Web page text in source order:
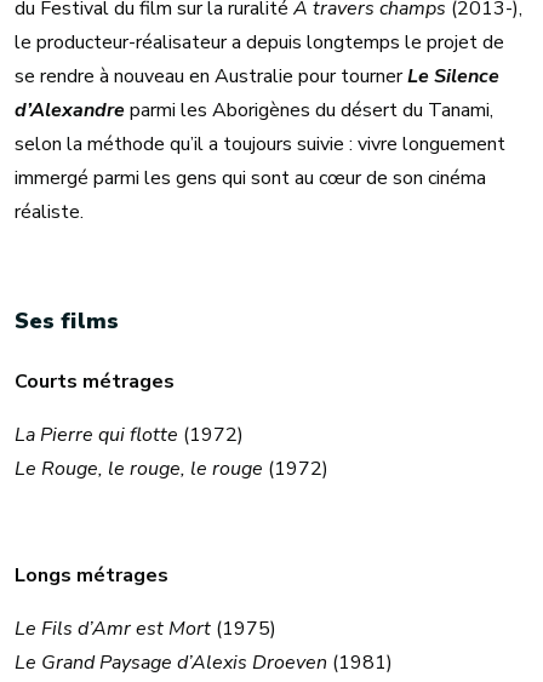
du Festival du film sur la ruralité A travers champs (2013-),
le producteur-réalisateur a depuis longtemps le projet de
se rendre à nouveau en Australie pour tournerLe Silence
d’Alexandreparmi les Aborigènes du désert du Tanami,
selon la méthode qu’il a toujours suivie : vivre longuement
immergé parmi les gens qui sont au cœur de son cinéma
réaliste.
Ses films
Courts métrages
La Pierre qui flotte (1972)
Le Rouge, le rouge, le rouge (1972)
Longs métrages
Le Fils d’Amr est Mort (1975)
Le Grand Paysage d’Alexis Droeven (1981)